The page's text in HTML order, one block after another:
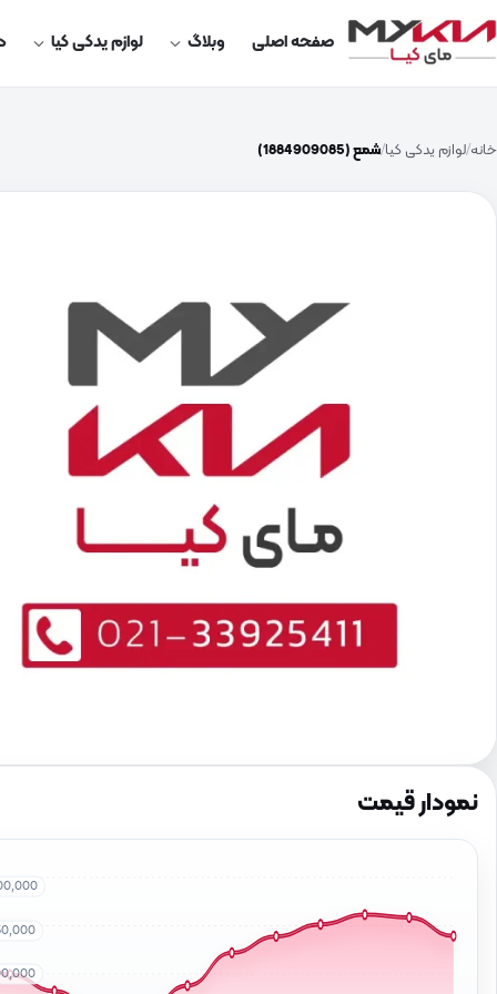
صفحه اصلی وبلاگ لوازم یدکی کیا
خانه لوازم یدکی کیا شمع (1884909085)
نمودار قیمت